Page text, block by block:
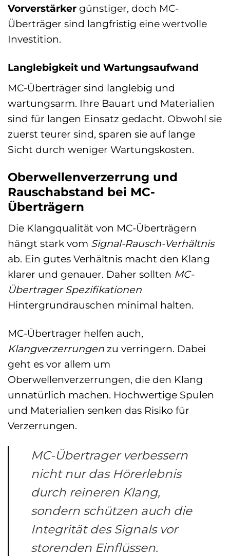
Vorverstärker günstiger, doch MC-
Überträger sind langfristig eine wertvolle
Investition.
Langlebigkeit und Wartungsaufwand
MC-Überträger sind langlebig und
wartungsarm. Ihre Bauart und Materialien
sind für langen Einsatz gedacht. Obwohl sie
zuerst teurer sind, sparen sie auf lange
Sicht durch weniger Wartungskosten.
Oberwellenverzerrung und
Rauschabstand bei MC-
Überträgern
Die Klangqualität von MC-Überträgern
hängt stark vom Signal-Rausch-Verhältnis
ab. Ein gutes Verhältnis macht den Klang
klarer und genauer. Daher sollten MC-
Übertrager Spezifikationen
Hintergrundrauschen minimal halten.
MC-Übertrager helfen auch,
Klangverzerrungen zu verringern. Dabei
geht es vor allem um
Oberwellenverzerrungen, die den Klang
unnatürlich machen. Hochwertige Spulen
und Materialien senken das Risiko für
Verzerrungen.
MC-Übertrager verbessern
nicht nur das Hörerlebnis
durch reineren Klang,
sondern schützen auch die
Integrität des Signals vor
storenden Einflüssen.